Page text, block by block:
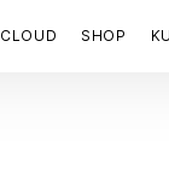
CLOUD SHOP